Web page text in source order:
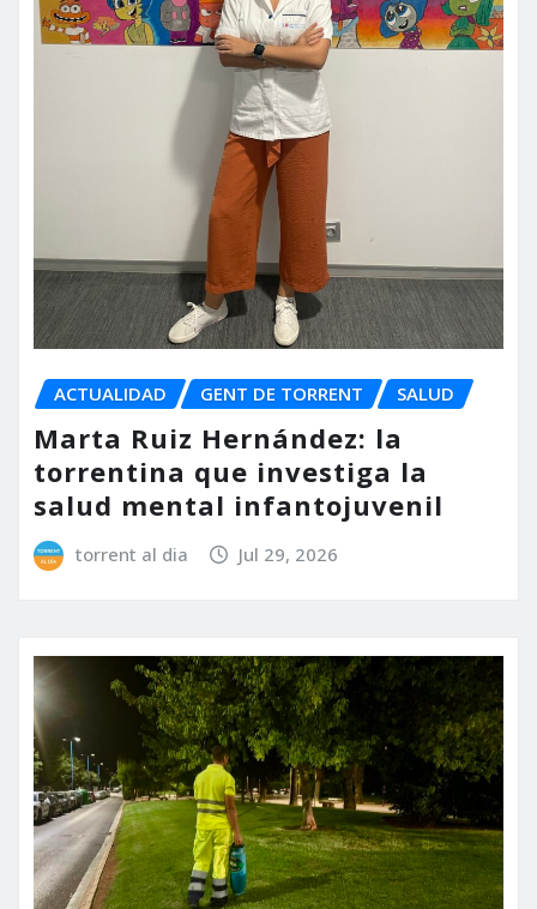
ACTUALIDAD GENT DE TORRENT SALUD
Marta Ruiz Hernández: la
torrentina que investiga la
salud mental infantojuvenil
torrent al dia Jul 29, 2026